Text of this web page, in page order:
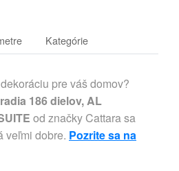
Kategórie
pre váš domov?
186 dielov, AL
od značky Cattara sa
veľmi dobre. Pozrite sa na